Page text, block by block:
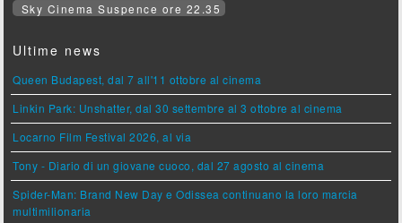
Sky Cinema Suspence ore 22.35
Ultime news
Queen Budapest, dal 7 all'11 ottobre al cinema
Linkin Park: Unshatter, dal 30 settembre al 3 ottobre al cinema
Locarno Film Festival 2026, al via
Tony - Diario di un giovane cuoco, dal 27 agosto al cinema
Spider-Man: Brand New Day e Odissea continuano la loro marcia
multimilionaria